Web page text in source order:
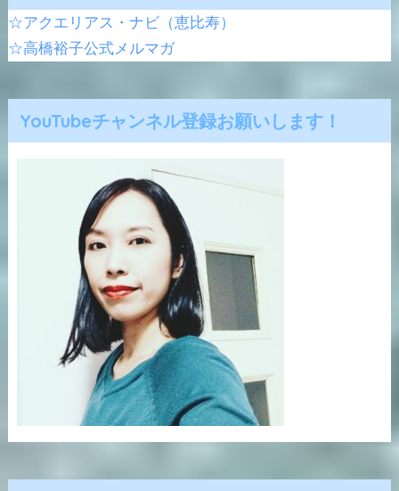
☆アクエリアス・ナビ（恵比寿）
☆高橋裕子公式メルマガ
YouTubeチャンネル登録お願いします！